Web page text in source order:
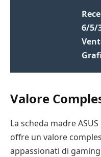
6/5/
Valore
La scheda madre
offre un valore
appassionati di